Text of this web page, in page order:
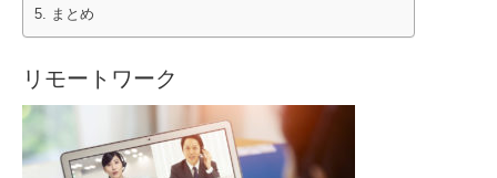
まとめ
リモートワーク